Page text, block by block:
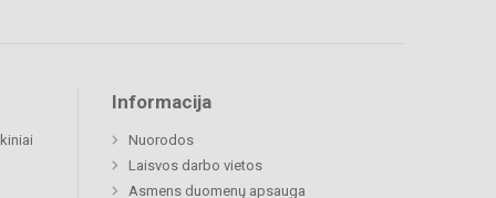
Informacija
Nuorodos
Laisvos darbo vietos
Asmens duomenų apsauga